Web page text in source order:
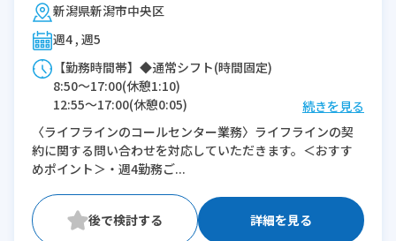
新潟県新潟市中央区
週4 , 週5
【勤務時間帯】◆通常シフト(時間固定)
8:50〜17:00(休憩1:10)
12:55〜17:00(休憩0:05)
※残業：5〜10時間程度/月
続きを見る
〈ライフラインのコールセンター業務〉ライフラインの契
約に関する問い合わせを対応していただきます。＜おすす
めポイント＞・週4勤務ご...
詳細を見る